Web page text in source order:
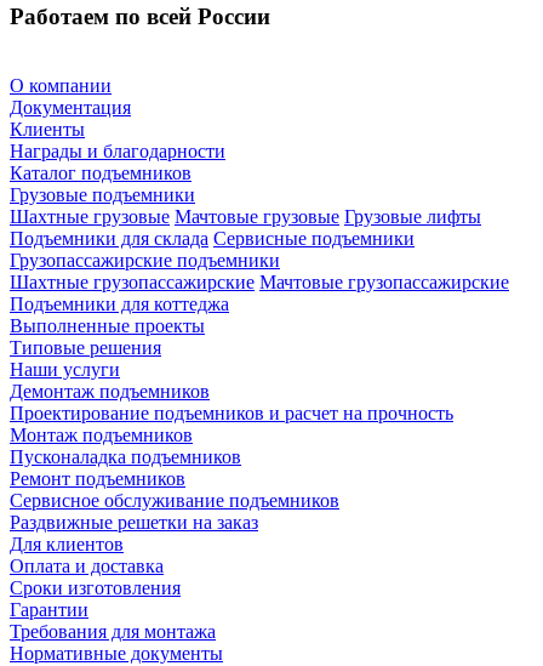
Работаем по всей России
О компании
Документация
Клиенты
Награды и благодарности
Каталог подъемников
Грузовые подъемники
Шахтные грузовые Мачтовые грузовые Грузовые лифты
Подъемники для склада Сервисные подъемники
Грузопассажирские подъемники
Шахтные грузопассажирские Мачтовые грузопассажирские
Подъемники для коттеджа
Выполненные проекты
Типовые решения
Наши услуги
Демонтаж подъемников
Проектирование подъемников и расчет на прочность
Монтаж подъемников
Пусконаладка подъемников
Ремонт подъемников
Сервисное обслуживание подъемников
Раздвижные решетки на заказ
Для клиентов
Оплата и доставка
Сроки изготовления
Гарантии
Требования для монтажа
Нормативные документы